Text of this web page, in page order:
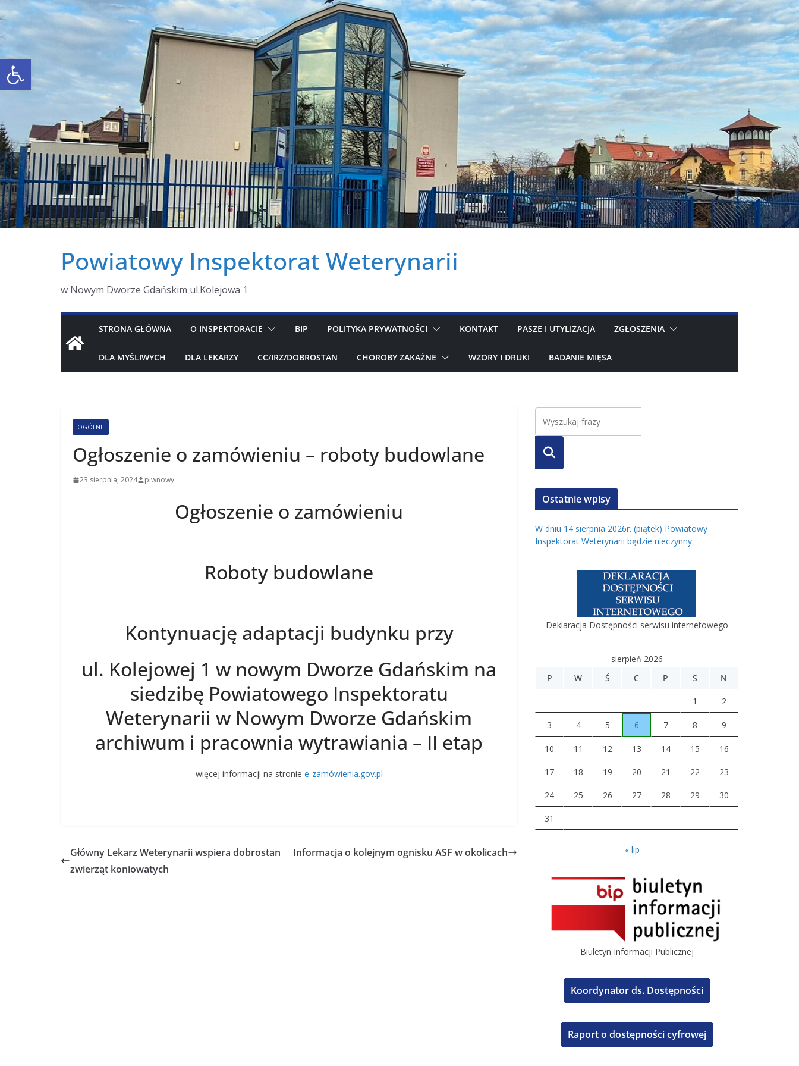
Otwórz pasek narzędzi
Powiatowy Inspektorat Weterynarii
w Nowym Dworze Gdańskim ul.Kolejowa 1
STRONA GŁÓWNA O INSPEKTORACIE BIP POLITYKA PRYWATNOŚCI KONTAKT PASZE I UTYLIZACJA ZGŁOSZENIA
DLA MYŚLIWYCH DLA LEKARZY CC/IRZ/DOBROSTAN CHOROBY ZAKAŹNE WZORY I DRUKI BADANIE MIĘSA
OGÓLNE
Ogłoszenie o zamówieniu – roboty budowlane
23 sierpnia, 2024 piwnowy
Ogłoszenie o zamówieniu
Roboty budowlane
Kontynuację adaptacji budynku przy
ul. Kolejowej 1 w nowym Dworze Gdańskim na
siedzibę Powiatowego Inspektoratu
Weterynarii w Nowym Dworze Gdańskim
archiwum i pracownia wytrawiania – II etap
więcej informacji na stronie e-zamówienia.gov.pl
Główny Lekarz Weterynarii wspiera dobrostan
zwierząt koniowatych
Informacja o kolejnym ognisku ASF w okolicach
Szuka
Ostatnie wpisy
W dniu 14 sierpnia 2026r. (piątek) Powiatowy
Inspektorat Weterynarii będzie nieczynny.
Deklaracja Dostępności serwisu internetowego
sierpień 2026
P
W Ś C P S N
1 2
3 4 5 6 7 8 9
10 11 12 13 14 15 16
17 18 19 20 21 22 23
24 25 26 27 28 29 30
31
« lip
Biuletyn Informacji Publicznej
Koordynator ds. Dostępności
Raport o dostępności cyfrowej